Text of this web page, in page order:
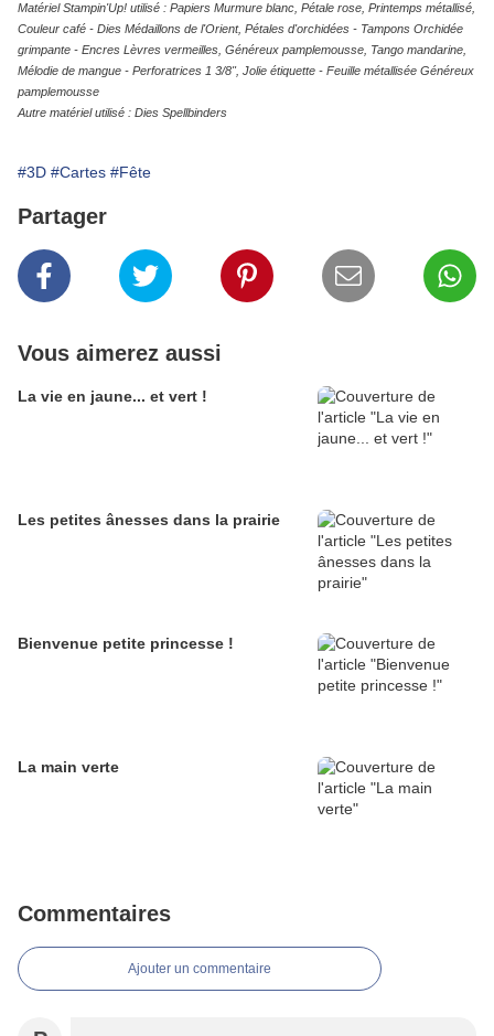
Matériel Stampin'Up! utilisé : Papiers Murmure blanc, Pétale rose, Printemps métallisé,
Couleur café - Dies Médaillons de l'Orient, Pétales d'orchidées - Tampons Orchidée
grimpante - Encres Lèvres vermeilles, Généreux pamplemousse, Tango mandarine,
Mélodie de mangue - Perforatrices 1 3/8", Jolie étiquette - Feuille métallisée Généreux
pamplemousse
Autre matériel utilisé : Dies Spellbinders
#3D #Cartes #Fête
Partager
Vous aimerez aussi
La vie en jaune... et vert !
Les petites ânesses dans la prairie
Bienvenue petite princesse !
La main verte
Commentaires
Ajouter un commentaire